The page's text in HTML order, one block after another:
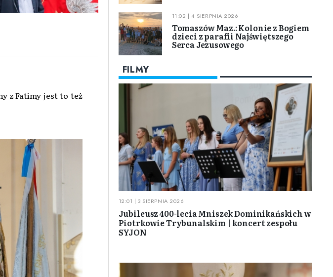
z Fatimy jest to też
11:02 | 4 SIERPNIA 2026
Tomaszów Maz.: Kolonie z Bogiem
dzieci z parafii Najświętszego
Serca Jezusowego
FILMY
12:01 | 3 SIERPNIA 2026
Jubileusz 400-lecia Mniszek Dominikańskich w
Piotrkowie Trybunalskim | koncert zespołu
SYJON